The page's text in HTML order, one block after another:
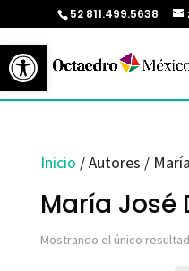
Abrir barra de herramientas
52 811.499.5638
Inicio / Autores /
María José
Mostrando el único